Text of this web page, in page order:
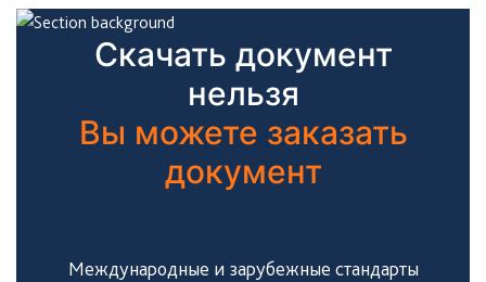
Скачать документ
нельзя
Вы можете заказать
документ
Международные и зарубежные стандарты